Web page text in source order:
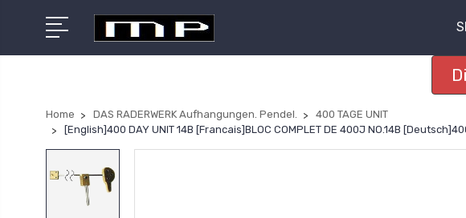
Home DAS RADERWERK Aufhangungen. Pendel.
400 TAGE UNIT
[English]400 DAY UNIT 14B [Francais]BLOC COMPLET DE 400J NO.14B